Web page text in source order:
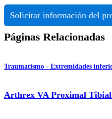
Solicitar información del
Páginas Relacionadas
Traumatismo - Extremidades
Arthrex VA Proximal Tibial